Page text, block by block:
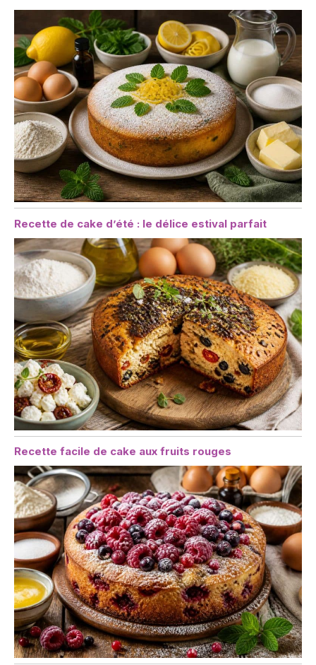
distribuons nos pièces
uniques dans plus de 70
pays à travers le monde.
Recette de cake d’été : le délice estival parfait
Recette facile de cake aux fruits rouges